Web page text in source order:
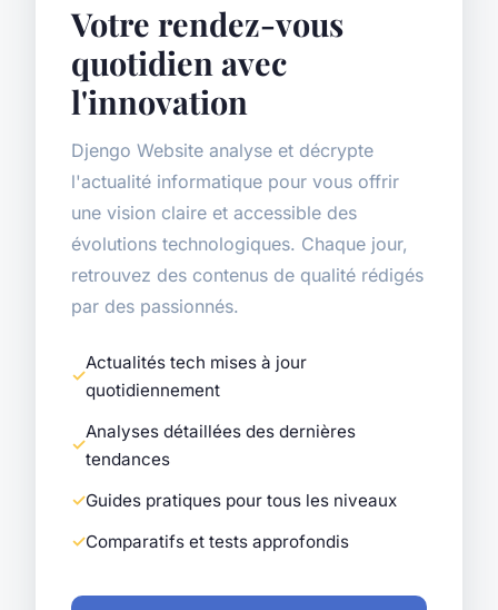
Votre rendez-vous
quotidien avec
l'innovation
Djengo Website analyse et décrypte
l'actualité informatique pour vous offrir
une vision claire et accessible des
évolutions technologiques. Chaque jour,
retrouvez des contenus de qualité rédigés
par des passionnés.
Actualités tech mises à jour
quotidiennement
Analyses détaillées des dernières
tendances
Guides pratiques pour tous les niveaux
Comparatifs et tests approfondis